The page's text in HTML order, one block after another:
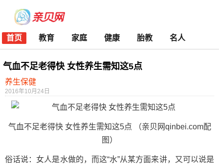
首页 教育 家庭 健康 胎教 名人
气血不足老得快 女性养生需知这5点
养生保健
2016年10月24日
气血不足老得快 女性养生需知这5点 （亲贝网qinbei.com配
图）
俗话说：女人是水做的，而这“水”从某方面来讲，又可以说是